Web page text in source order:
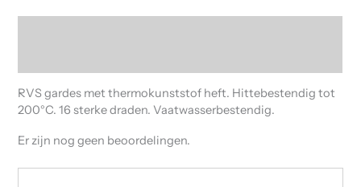
RVS gardes met thermokunststof heft. Hittebestendig tot
200°C. 16 sterke draden. Vaatwasserbestendig.
Er zijn nog geen beoordelingen.